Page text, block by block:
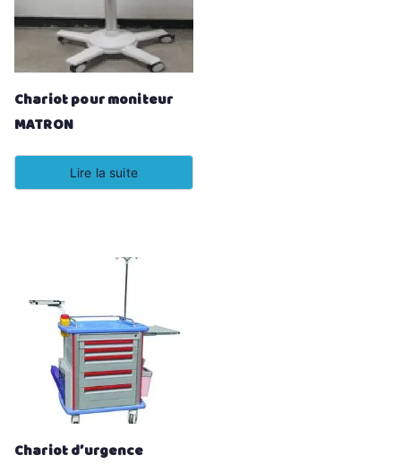
Chariot pour moniteur
MATRON
Lire la suite
Chariot d’urgence